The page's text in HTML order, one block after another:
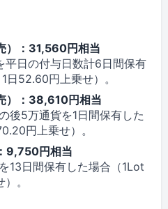
）：31,560円相当
平日の付与日数計6日間保有
日52.60円上乗せ）。
）：38,610円相当
後5万通貨を1日間保有した
円上乗せ）。
9,750円相当
13日間保有した場合（1Lot
。